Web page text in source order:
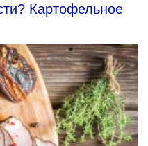
Картофельное